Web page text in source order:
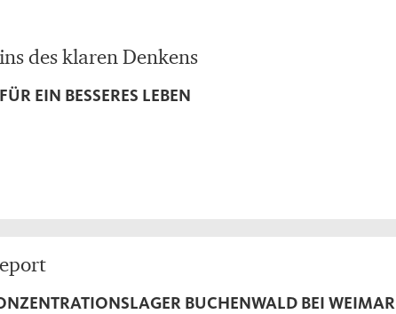
des klaren Denkens
EIN BESSERES LEBEN
BUCHENWALD BEI WEIMAR